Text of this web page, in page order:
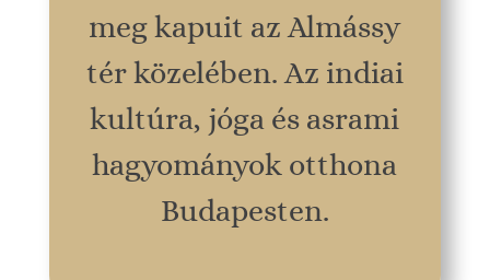
meg kapuit az Almássy
tér közelében. Az indiai
kultúra, jóga és asrami
hagyományok otthona
Budapesten.